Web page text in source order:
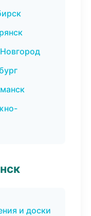
и доски